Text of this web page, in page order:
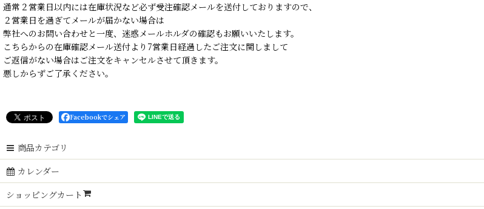
通常２営業日以内には在庫状況など必ず受注確認メールを送付しておりますので、
２営業日を過ぎてメールが届かない場合は
弊社へのお問い合わせと一度、迷惑メールホルダの確認もお願いいたします。
こちらからの在庫確認メール送付より7営業日経過したご注文に関しまして
ご返信がない場合はご注文をキャンセルさせて頂きます。
悪しからずご了承ください。
Facebookでシェア
商品カテゴリ
カレンダー
ショッピングカート